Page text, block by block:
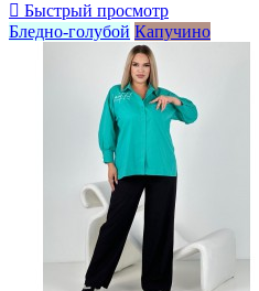
 Быстрый просмотр
Бледно-голубой Капучино